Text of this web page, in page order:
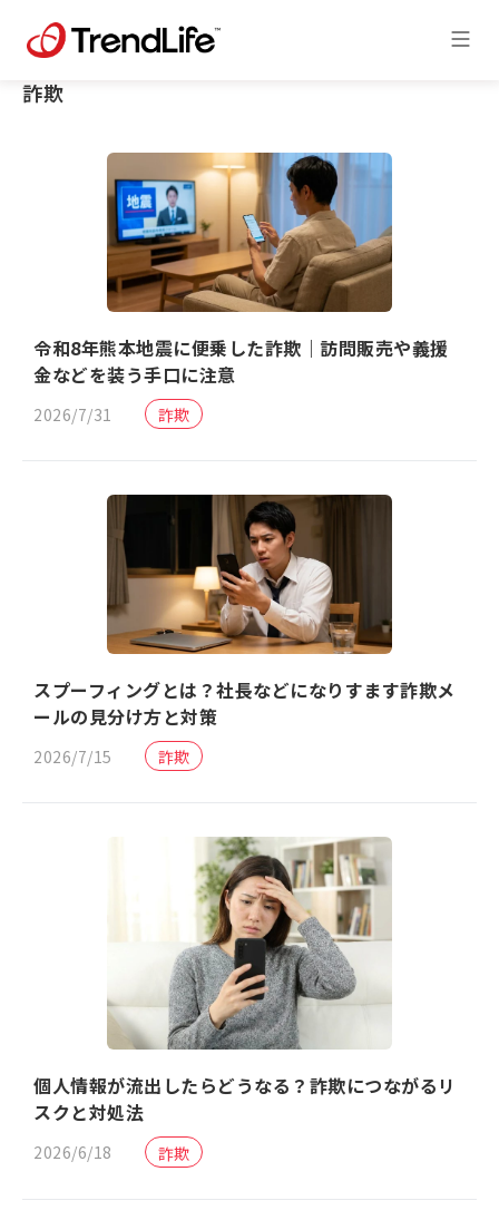
詐欺
令和8年熊本地震に便乗した詐欺｜訪問販売や義援
金などを装う手口に注意
2026/7/31 詐欺
スプーフィングとは？社長などになりすます詐欺メ
ールの見分け方と対策
2026/7/15 詐欺
個人情報が流出したらどうなる？詐欺につながるリ
スクと対処法
2026/6/18 詐欺